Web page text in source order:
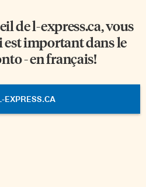
del-express.ca, vous
est important dans le
- en français!
EXPRESS.CA